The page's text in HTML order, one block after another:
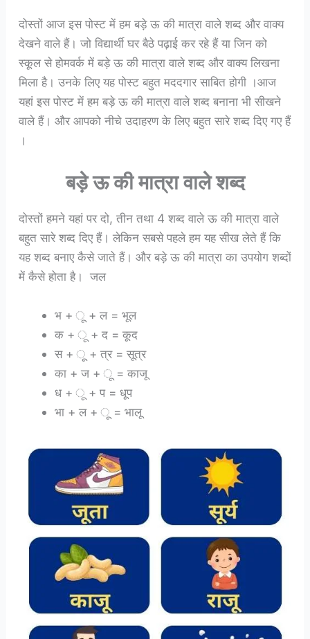
दोस्तों आज इस पोस्ट में हम बड़े ऊ की मात्रा वाले शब्द और वाक्य
देखने वाले हैं। जो विद्यार्थी घर बैठे पढ़ाई कर रहे हैं या जिन को
स्कूल से होमवर्क में बड़े ऊ की मात्रा वाले शब्द और वाक्य लिखना
मिला है। उनके लिए यह पोस्ट बहुत मददगार साबित होगी ।आज
यहां इस पोस्ट में हम बड़े ऊ की मात्रा वाले शब्द बनाना भी सीखने
वाले हैं। और आपको नीचे उदाहरण के लिए बहुत सारे शब्द दिए गए हैं
।
बड़े ऊ की मात्रा वाले शब्द
दोस्तों हमने यहां पर दो, तीन तथा 4 शब्द वाले ऊ की मात्रा वाले
बहुत सारे शब्द दिए हैं। लेकिन सबसे पहले हम यह सीख लेते हैं कि
यह शब्द बनाए कैसे जाते हैं। और बड़े ऊ की मात्रा का उपयोग शब्दों
में कैसे होता है। जल
भ + ू + ल = भूल
क + ू + द = कूद
स + ू + त्र = सूत्र
का + ज + ू = काजू
ध + ू + प = धूप
भा + ल + ू = भालू